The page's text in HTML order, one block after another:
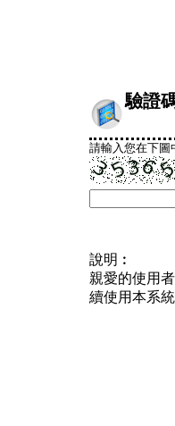
驗證
請輸入您在下圖
說明︰
親愛的使用
續使用本系